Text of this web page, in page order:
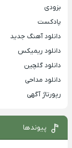
بزودی
پادکست
دانلود آهنگ جدید
دانلود ریمیکس
دانلود گلچین
دانلود مداحی
رپورتاژ آگهی
پیوندها